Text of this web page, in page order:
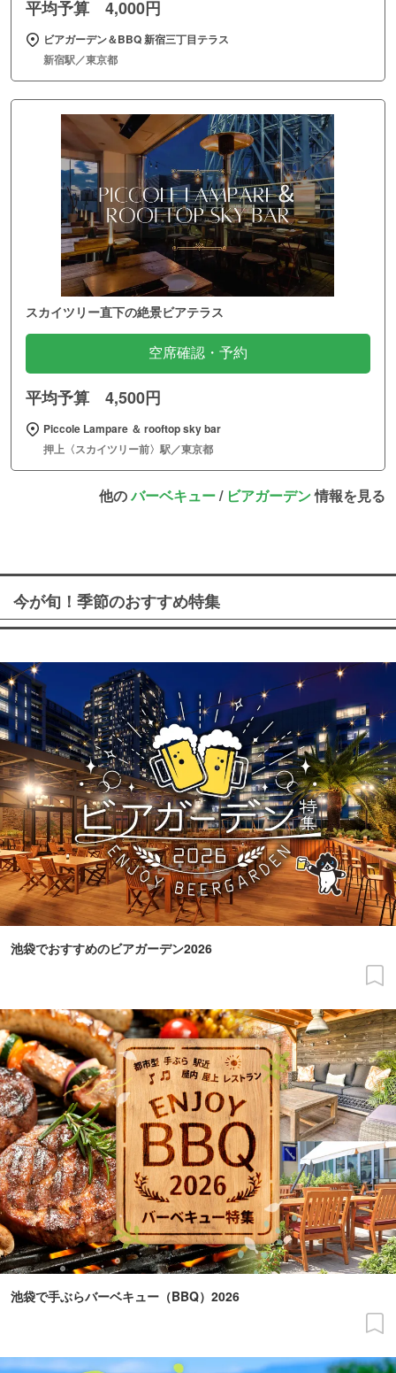
平均予算 4,000円
ビアガーデン＆BBQ 新宿三丁目テラス
新宿駅／東京都
スカイツリー直下の絶景ビアテラス
空席確認・予約
平均予算 4,500円
Piccole Lampare ＆ rooftop sky bar
押上〈スカイツリー前〉駅／東京都
他のバーベキュー/ ビアガーデン情報を見る
今が旬！季節のおすすめ特集
池袋でおすすめのビアガーデン2026
池袋で手ぶらバーベキュー（BBQ）2026